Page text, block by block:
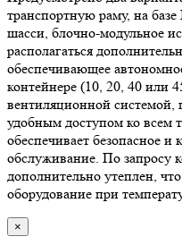
транспортную раму, на
шасси, блочно-модульное
располагаться
обеспечивающее
контейнере (10, 20, 40 или
вентиляционной
удобным доступом ко всем
обеспечивает безопасное и
обслуживание. По запросу
дополнительно утеплен,
оборудование при
×